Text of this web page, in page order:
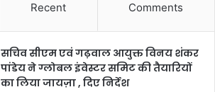
Recent Comments
सचिव सीएम एवं गढ़वाल आयुक्त विनय शंकर
पांडेय ने ग्लोबल इंवेस्टर समिट की तैयारियों
का लिया जायज़ा , दिए निर्देश